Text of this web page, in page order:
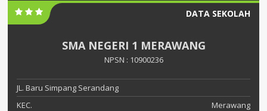
DATA SEKOLAH
SMA NEGERI 1 MERAWANG
NPSN : 10900236
JL. Baru Simpang Serandang
KEC.
Merawang